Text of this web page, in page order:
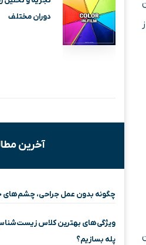
دوران مختلف
آخرین
چگونه بدون عمل جراحی، چشم‌های
ویژگی‌های بهترین کلاس
پله بسازیم؟